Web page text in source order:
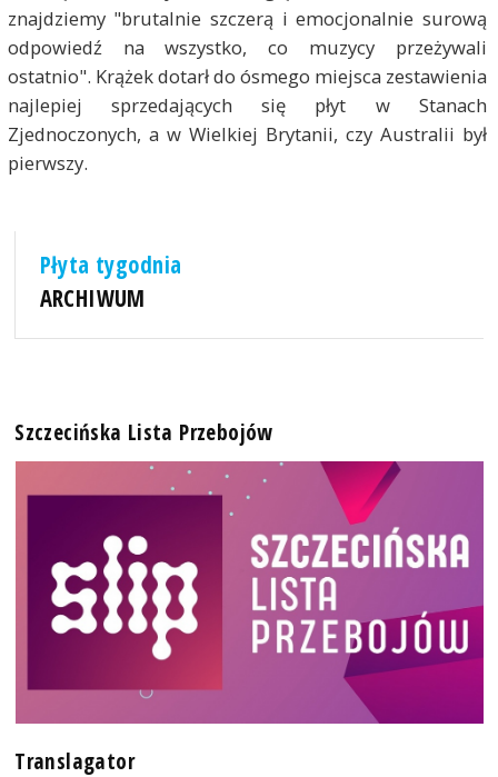
znajdziemy "brutalnie szczerą i emocjonalnie surową
odpowiedź na wszystko, co muzycy przeżywali
ostatnio". Krążek dotarł do ósmego miejsca zestawienia
najlepiej sprzedających się płyt w Stanach
Zjednoczonych, a w Wielkiej Brytanii, czy Australii był
pierwszy.
Płyta tygodnia
ARCHIWUM
Szczecińska Lista Przebojów
Translagator